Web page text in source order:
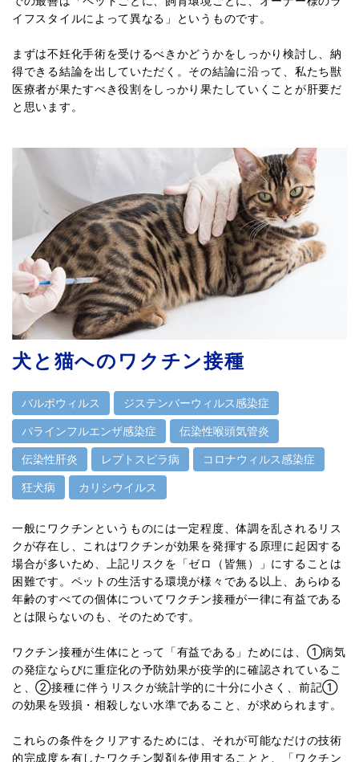
イフスタイルによって異なる」というものです。
まずは不妊化手術を受けるべきかどうかをしっかり検討し、納
得できる結論を出していただく。その結論に沿って、私たち獣
医療者が果たすべき役割をしっかり果たしていくことが肝要だ
と思います。
犬と猫へのワクチン接種
バルポウィルス ジステンバーウィルス感染症
パラインフルエンザ感染症 伝染性喉頭気管炎
伝染性肝炎 レプトスピラ病 コロナウィルス感染症
狂犬病 カリシウイルス
一般にワクチンというものには一定程度、体調を乱されるリス
クが存在し、これはワクチンが効果を発揮する原理に起因する
場合が多いため、上記リスクを「ゼロ（皆無）」にすることは
困難です。ペットの生活する環境が様々である以上、あらゆる
年齢のすべての個体についてワクチン接種が一律に有益である
とは限らないのも、そのためです。
ワクチン接種が生体にとって「有益である」ためには、①病気
の発症ならびに重症化の予防効果が疫学的に確認されているこ
と、②接種に伴うリスクが統計学的に十分に小さく、前記①
の効果を毀損・相殺しない水準であること、が求められます。
これらの条件をクリアするためには、それが可能なだけの技術
的完成度を有したワクチン製剤を使用することと、「ワクチン